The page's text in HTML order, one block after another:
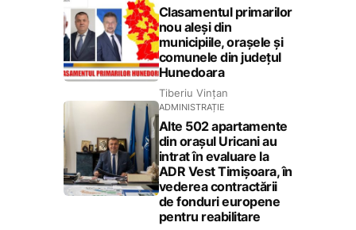
Clasamentul primarilor
nou aleși din
municipiile, orașele și
comunele din județul
Hunedoara
Tiberiu Vințan
ADMINISTRAȚIE
Alte 502 apartamente
din orașul Uricani au
intrat în evaluare la
ADR Vest Timișoara, în
vederea contractării
de fonduri europene
pentru reabilitare